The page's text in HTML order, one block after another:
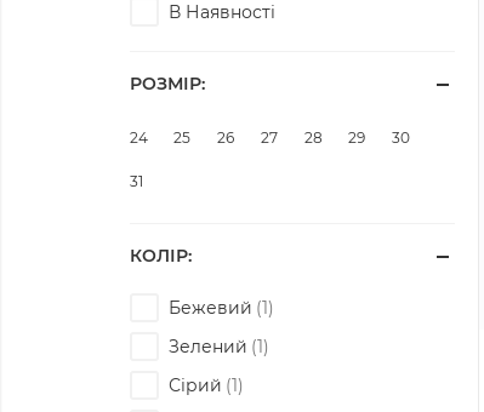
В Наявності
РОЗМІР:
24 25 26 27 28 29 30
31
КОЛІР:
Бежевий
Зелений
Сірий